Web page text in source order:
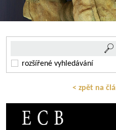
rozšířené vyhledávání
< zpět na